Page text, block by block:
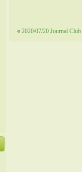
« 2020/07/20 Journal